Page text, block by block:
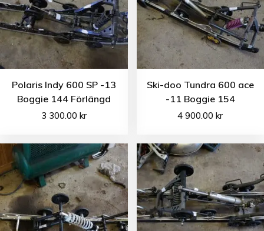
Polaris Indy 600 SP -13
Boggie 144 Förlängd
3 300.00 kr
Ski-doo Tundra 600 ace
-11 Boggie 154
4 900.00kr